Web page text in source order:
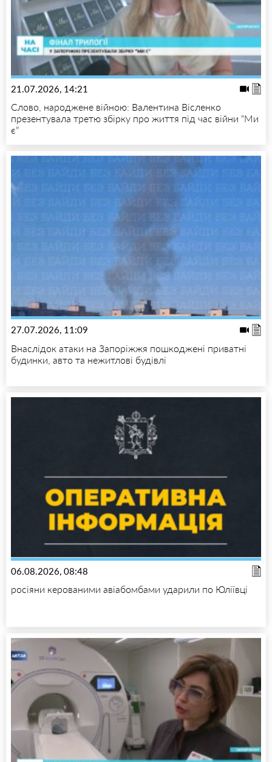
21.07.2026, 14:21
Слово, народжене війною: Валентина Вісленко
презентувала третю збірку про життя під час війни “Ми
є”
27.07.2026, 11:09
Внаслідок атаки на Запоріжжя пошкоджені приватні
будинки, авто та нежитлові будівлі
06.08.2026, 08:48
росіяни керованими авіабомбами ударили по Юліївці